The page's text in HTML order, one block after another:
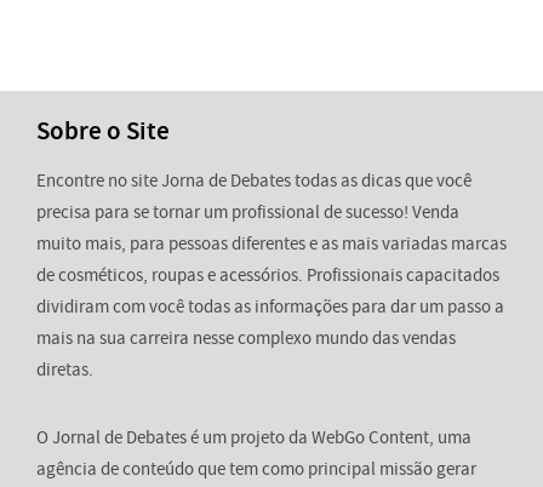
Sobre o Site
Encontre no site Jorna de Debates todas as dicas que você
precisa para se tornar um profissional de sucesso! Venda
muito mais, para pessoas diferentes e as mais variadas marcas
de cosméticos, roupas e acessórios. Profissionais capacitados
dividiram com você todas as informações para dar um passo a
mais na sua carreira nesse complexo mundo das vendas
diretas.
O Jornal de Debates é um projeto da WebGo Content, uma
agência de conteúdo que tem como principal missão gerar